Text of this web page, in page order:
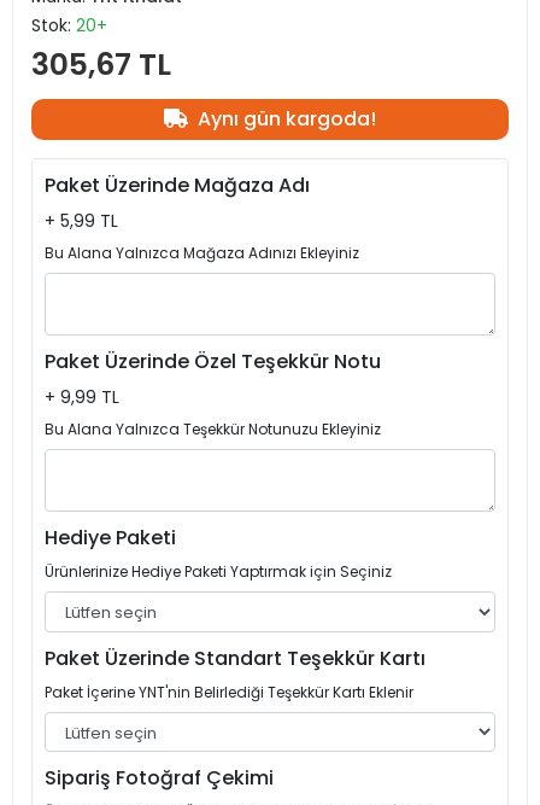
Stok: 20+
305,67 TL
Aynı gün kargoda!
Paket Üzerinde Mağaza Adı
+ 5,99 TL
Bu Alana Yalnızca Mağaza Adınızı Ekleyiniz
Paket Üzerinde Özel Teşekkür Notu
+ 9,99 TL
Bu Alana Yalnızca Teşekkür Notunuzu Ekleyiniz
Hediye Paketi
Ürünlerinize Hediye Paketi Yaptırmak için Seçiniz
Paket Üzerinde Standart Teşekkür Kartı
Paket İçerine YNT'nin Belirlediği Teşekkür Kartı Eklenir
Sipariş Fotoğraf Çekimi